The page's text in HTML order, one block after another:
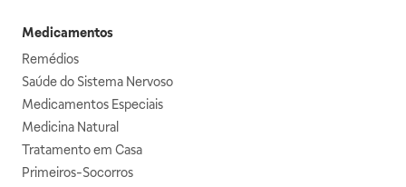
Medicamentos
Remédios
Saúde do Sistema Nervoso
Medicamentos Especiais
Medicina Natural
Tratamento em Casa
Primeiros-Socorros